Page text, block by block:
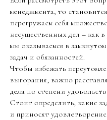
менеджмента, то
перегружаем себя
несущественных дел – как
мы оказываемся в
задач и обязанностей.
Чтобы избежать
выгорания, важно
дела по степени
Стоит определить, какие
и приносят